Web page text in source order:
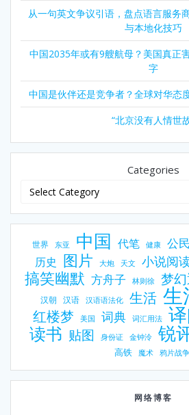
从一句英文争议引语，盘点语言服务
与本地化技巧
中国2035年或有9艘航母？美国真正
字
中国是伙伴还是竞争者？全球对华态
“北京没有人情世
Categories
世界 东亚 中国 代笔 健康 公民
历史 图片 大炮 天文 小说阅
搞笑幽默 方舟子 林则徐 梦
汉朝 汉语 汉语语法化 生活 生
红楼梦 美国 词典 词汇用法
读书 贴图 身份证 金钟泠 锐
高铁 魔术 鸦片战争
网络博客